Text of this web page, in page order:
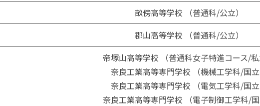
畝傍高等学校 （普通科/公立）
郡山高等学校 （普通科/公立）
帝塚山高等学校 （普通科女子特進コース/
奈良工業高等専門学校 （機械工学科/国
奈良工業高等専門学校 （電気工学科/国
奈良工業高等専門学校 （電子制御工学科/